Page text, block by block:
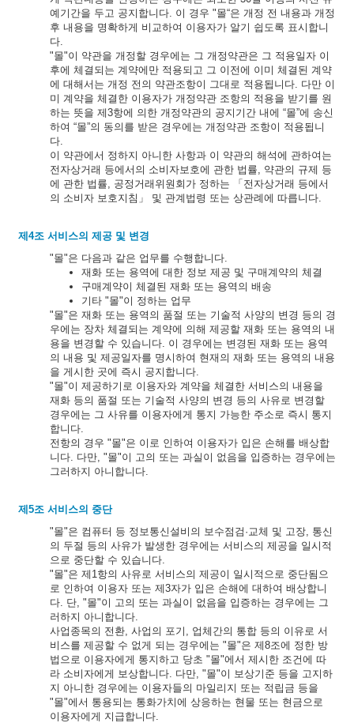
예기간을 두고 공지합니다. 이 경우 "몰“은 개정 전 내용과 개정
후 내용을 명확하게 비교하여 이용자가 알기 쉽도록 표시합니
다.
"몰"이 약관을 개정할 경우에는 그 개정약관은 그 적용일자 이
후에 체결되는 계약에만 적용되고 그 이전에 이미 체결된 계약
에 대해서는 개정 전의 약관조항이 그대로 적용됩니다. 다만 이
미 계약을 체결한 이용자가 개정약관 조항의 적용을 받기를 원
하는 뜻을 제3항에 의한 개정약관의 공지기간 내에 “몰”에 송신
하여 “몰”의 동의를 받은 경우에는 개정약관 조항이 적용됩니
다.
이 약관에서 정하지 아니한 사항과 이 약관의 해석에 관하여는
전자상거래 등에서의 소비자보호에 관한 법률, 약관의 규제 등
에 관한 법률, 공정거래위원회가 정하는 「전자상거래 등에서
의 소비자 보호지침」 및 관계법령 또는 상관례에 따릅니다.
제4조 서비스의 제공 및 변경
"몰"은 다음과 같은 업무를 수행합니다.
재화 또는 용역에 대한 정보 제공 및 구매계약의 체결
구매계약이 체결된 재화 또는 용역의 배송
기타 "몰"이 정하는 업무
"몰"은 재화 또는 용역의 품절 또는 기술적 사양의 변경 등의 경
우에는 장차 체결되는 계약에 의해 제공할 재화 또는 용역의 내
용을 변경할 수 있습니다. 이 경우에는 변경된 재화 또는 용역
의 내용 및 제공일자를 명시하여 현재의 재화 또는 용역의 내용
을 게시한 곳에 즉시 공지합니다.
"몰"이 제공하기로 이용자와 계약을 체결한 서비스의 내용을
재화 등의 품절 또는 기술적 사양의 변경 등의 사유로 변경할
경우에는 그 사유를 이용자에게 통지 가능한 주소로 즉시 통지
합니다.
전항의 경우 "몰"은 이로 인하여 이용자가 입은 손해를 배상합
니다. 다만, "몰"이 고의 또는 과실이 없음을 입증하는 경우에는
그러하지 아니합니다.
제5조 서비스의 중단
"몰"은 컴퓨터 등 정보통신설비의 보수점검·교체 및 고장, 통신
의 두절 등의 사유가 발생한 경우에는 서비스의 제공을 일시적
으로 중단할 수 있습니다.
"몰"은 제1항의 사유로 서비스의 제공이 일시적으로 중단됨으
로 인하여 이용자 또는 제3자가 입은 손해에 대하여 배상합니
다. 단, "몰"이 고의 또는 과실이 없음을 입증하는 경우에는 그
러하지 아니합니다.
사업종목의 전환, 사업의 포기, 업체간의 통합 등의 이유로 서
비스를 제공할 수 없게 되는 경우에는 "몰"은 제8조에 정한 방
법으로 이용자에게 통지하고 당초 "몰"에서 제시한 조건에 따
라 소비자에게 보상합니다. 다만, "몰"이 보상기준 등을 고지하
지 아니한 경우에는 이용자들의 마일리지 또는 적립금 등을
"몰"에서 통용되는 통화가치에 상응하는 현물 또는 현금으로
이용자에게 지급합니다.